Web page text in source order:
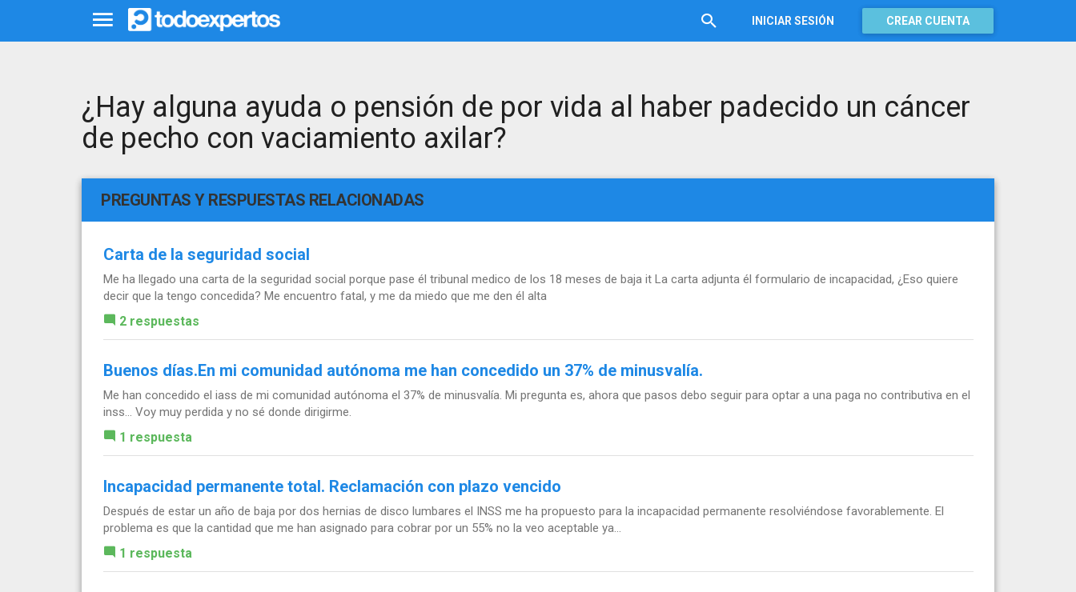
INICIAR SESIÓN CREAR CUENTA
¿Hay alguna ayuda o pensión de por vida al haber padecido un cáncer
de pecho con vaciamiento axilar?
PREGUNTAS Y RESPUESTAS RELACIONADAS
Carta de la seguridad social
Me ha llegado una carta de la seguridad social porque pase él tribunal medico de los 18 meses de baja it La carta adjunta él formulario de incapacidad, ¿Eso quiere
decir que la tengo concedida? Me encuentro fatal, y me da miedo que me den él alta
2 respuestas
Buenos días.En mi comunidad autónoma me han concedido un 37% de minusvalía.
Me han concedido el iass de mi comunidad autónoma el 37% de minusvalía. Mi pregunta es, ahora que pasos debo seguir para optar a una paga no contributiva en el
inss... Voy muy perdida y no sé donde dirigirme.
1 respuesta
Incapacidad permanente total. Reclamación con plazo vencido
Después de estar un año de baja por dos hernias de disco lumbares el INSS me ha propuesto para la incapacidad permanente resolviéndose favorablemente. El
problema es que la cantidad que me han asignado para cobrar por un 55% no la veo aceptable ya...
1 respuesta